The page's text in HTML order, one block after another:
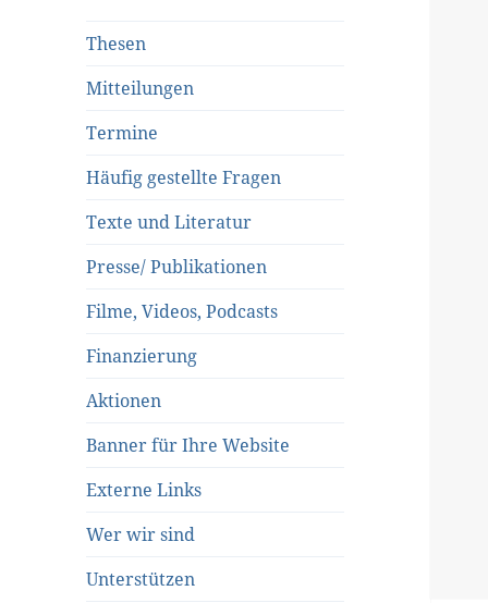
Thesen
Mitteilungen
Termine
Häufig gestellte Fragen
Texte und Literatur
Presse/ Publikationen
Filme, Videos, Podcasts
Finanzierung
Aktionen
Banner für Ihre Website
Externe Links
Wer wir sind
Unterstützen